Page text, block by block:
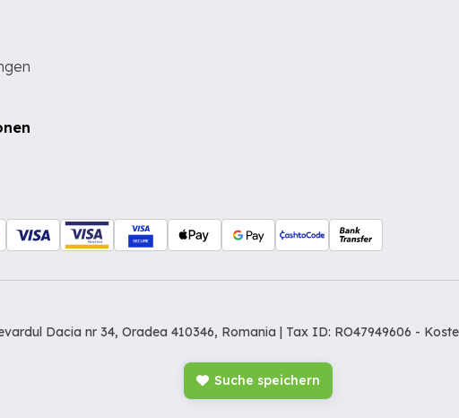
Suche speichern
Dacia nr 34, Oradea 410346, Romania | Tax ID: RO47949606 -